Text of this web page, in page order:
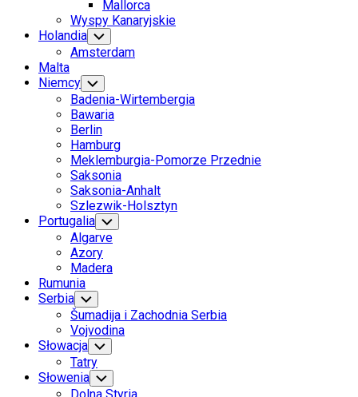
Mallorca
Wyspy Kanaryjskie
Holandia Toggle
Child
Menu
Amsterdam
Malta
Niemcy Toggle
Child
Menu
Badenia-Wirtembergia
Bawaria
Berlin
Hamburg
Meklemburgia-Pomorze Przednie
Saksonia
Saksonia-Anhalt
Szlezwik-Holsztyn
Portugalia Toggle
Child
Menu
Algarve
Azory
Madera
Rumunia
Serbia Toggle
Child
Menu
Šumadija i Zachodnia Serbia
Vojvodina
Słowacja Toggle
Child
Menu
Tatry
Słowenia Toggle
Child